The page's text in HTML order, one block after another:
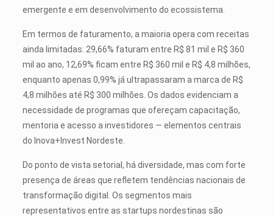
emergente e em desenvolvimento do ecossistema.
Em termos de faturamento, a maioria opera com receitas
ainda limitadas: 29,66% faturam entre R$ 81 mil e R$ 360
mil ao ano, 12,69% ficam entre R$ 360 mil e R$ 4,8 milhões,
enquanto apenas 0,99% já ultrapassaram a marca de R$
4,8 milhões até R$ 300 milhões. Os dados evidenciam a
necessidade de programas que ofereçam capacitação,
mentoria e acesso a investidores — elementos centrais
do Inova+Invest Nordeste.
Do ponto de vista setorial, há diversidade, mas com forte
presença de áreas que refletem tendências nacionais de
transformação digital. Os segmentos mais
representativos entre as startups nordestinas são